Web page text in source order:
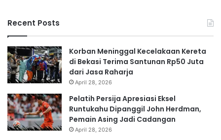
Recent Posts
Korban Meninggal Kecelakaan Kereta
di Bekasi Terima Santunan Rp50 Juta
dari Jasa Raharja
April 28, 2026
Pelatih Persija Apresiasi Eksel
Runtukahu Dipanggil John Herdman,
Pemain Asing Jadi Cadangan
April 28, 2026